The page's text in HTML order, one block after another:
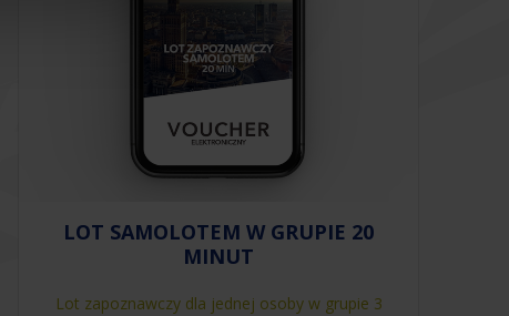
LOT SAMOLOTEM W GRUPIE 20
MINUT
Lot zapoznawczy dla jednej osoby w grupie 3